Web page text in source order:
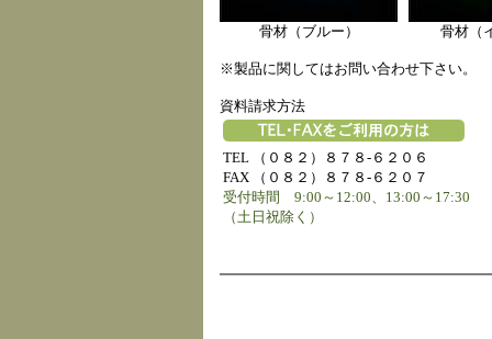
骨材（ブルー） 骨材（
※製品に関してはお問い合わせ下さい。
資料請求方法
TEL （０８２）８７８-６２０６
FAX （０８２）８７８-６２０７
受付時間 9:00～12:00、13:00～17:30
（土日祝除く）